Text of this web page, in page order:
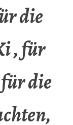
die
, für
die